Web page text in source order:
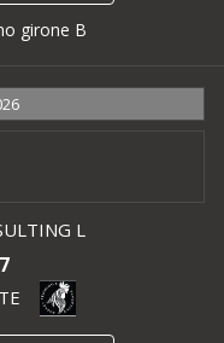
girone B
L